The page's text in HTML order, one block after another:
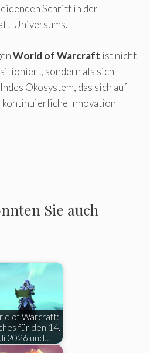
Schritt in der
Universums.
World of Warcraft ist nicht
sondern als sich
Ökosystem, das sich auf
kontinuierliche Innovation
Sie auch
of Warcraft:
für den 14.
2026 und…